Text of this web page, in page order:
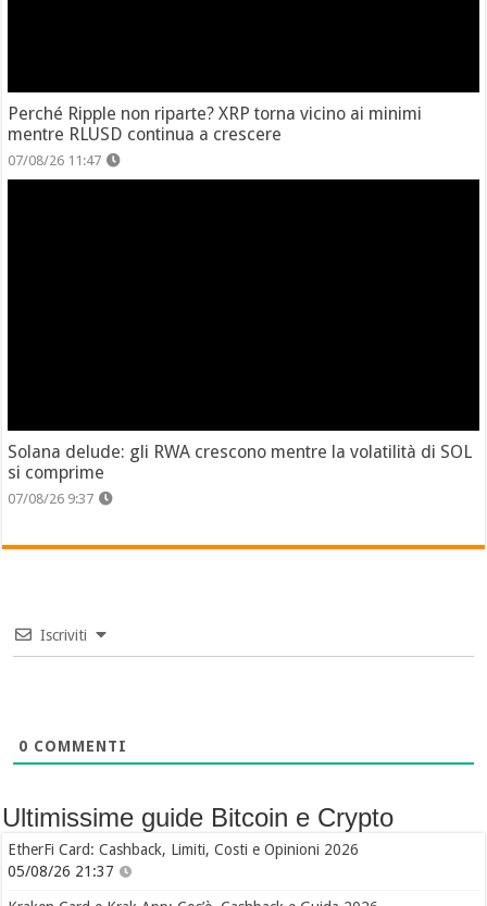
Perché Ripple non riparte? XRP torna vicino ai minimi
mentre RLUSD continua a crescere
07/08/26 11:47
Solana delude: gli RWA crescono mentre la volatilità di SOL
si comprime
07/08/26 9:37
Iscriviti
0 COMMENTI
Ultimissime guide Bitcoin e Crypto
EtherFi Card: Cashback, Limiti, Costi e Opinioni 2026
05/08/26 21:37